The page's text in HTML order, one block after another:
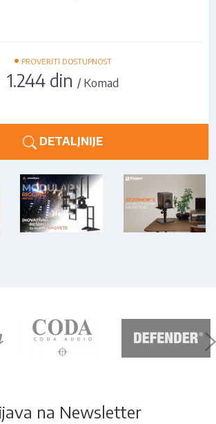
• PROVERITI DOSTUPNOST
1.244 din / Komad
DETALJNIJE
na Newsletter